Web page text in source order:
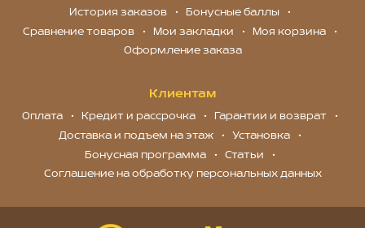
История заказов
Бонусные баллы
Сравнение товаров
Мои закладки
Моя корзина
Оформление заказа
Клиентам
Оплата Кредит и рассрочка
Гарантии и возврат
Доставка и подъем на этаж
Установка
Бонусная программа
Статьи
Соглашение на обработку персональных данных